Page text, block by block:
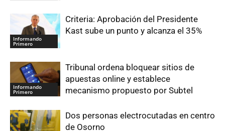
Informando
Primero
Criteria: Aprobación del Presidente
Kast sube un punto y alcanza el 35%
Informando
Primero
Tribunal ordena bloquear sitios de
apuestas online y establece
mecanismo propuesto por Subtel
Dos personas electrocutadas en centro
de Osorno